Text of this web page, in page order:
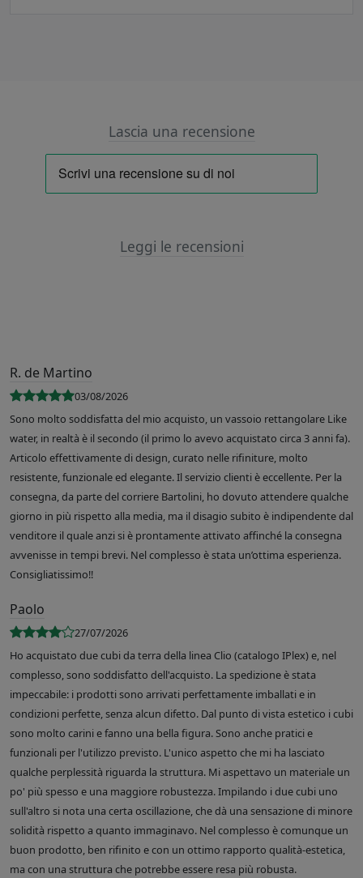
Lascia una recensione
Leggi le recensioni
R. de Martino
03/08/2026
Sono molto soddisfatta del mio acquisto, un vassoio rettangolare Like
water, in realtà è il secondo (il primo lo avevo acquistato circa 3 anni fa).
Articolo effettivamente di design, curato nelle rifiniture, molto
resistente, funzionale ed elegante. Il servizio clienti è eccellente. Per la
consegna, da parte del corriere Bartolini, ho dovuto attendere qualche
giorno in più rispetto alla media, ma il disagio subito è indipendente dal
venditore il quale anzi si è prontamente attivato affinché la consegna
avvenisse in tempi brevi. Nel complesso è stata un’ottima esperienza.
Consigliatissimo!!
Paolo
27/07/2026
Ho acquistato due cubi da terra della linea Clio (catalogo IPlex) e, nel
complesso, sono soddisfatto dell'acquisto. La spedizione è stata
impeccabile: i prodotti sono arrivati perfettamente imballati e in
condizioni perfette, senza alcun difetto. Dal punto di vista estetico i cubi
sono molto carini e fanno una bella figura. Sono anche pratici e
funzionali per l'utilizzo previsto. L'unico aspetto che mi ha lasciato
qualche perplessità riguarda la struttura. Mi aspettavo un materiale un
po' più spesso e una maggiore robustezza. Impilando i due cubi uno
sull'altro si nota una certa oscillazione, che dà una sensazione di minore
solidità rispetto a quanto immaginavo. Nel complesso è comunque un
buon prodotto, ben rifinito e con un ottimo rapporto qualità-estetica,
ma con una struttura che potrebbe essere resa più robusta.